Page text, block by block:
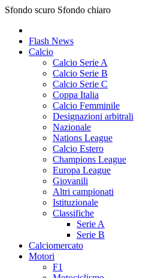
Sfondo scuro Sfondo chiaro
Flash News
Calcio
Calcio Serie A
Calcio Serie B
Calcio Serie C
Coppa Italia
Calcio Femminile
Designazioni arbitrali
Nazionale
Nations League
Calcio Estero
Champions League
Europa League
Giovanili
Altri campionati
Istituzionale
Classifiche
Serie A
Serie B
Calciomercato
Motori
F1